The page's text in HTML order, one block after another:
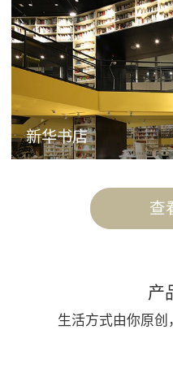
新华书店
查
产
生活方式由你原